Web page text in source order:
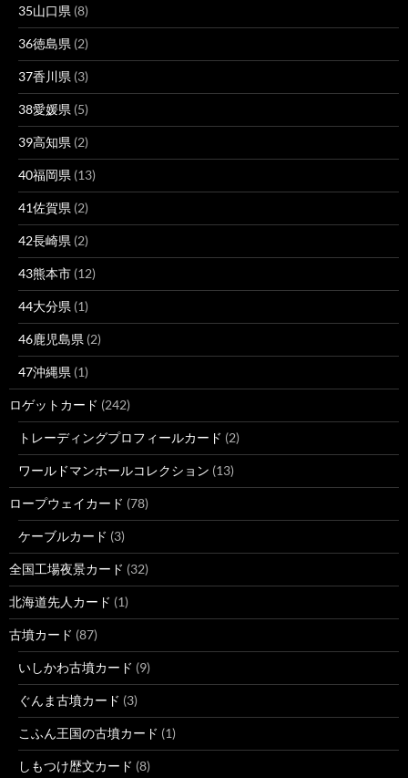
35山口県 (8)
36徳島県 (2)
37香川県 (3)
38愛媛県 (5)
39高知県 (2)
40福岡県 (13)
41佐賀県 (2)
42長崎県 (2)
43熊本市 (12)
44大分県 (1)
46鹿児島県 (2)
47沖縄県 (1)
ロゲットカード (242)
トレーディングプロフィールカード (2)
ワールドマンホールコレクション (13)
ロープウェイカード (78)
ケーブルカード (3)
全国工場夜景カード (32)
北海道先人カード (1)
古墳カード (87)
いしかわ古墳カード (9)
ぐんま古墳カード (3)
こふん王国の古墳カード (1)
しもつけ歴文カード (8)